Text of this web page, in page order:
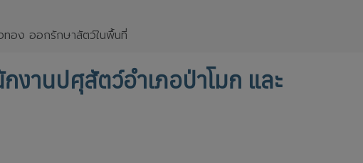
อง ออกรักษาสัตว์ในพื้นที่
านปศุสัตว์อำเภอป่าโมก และ